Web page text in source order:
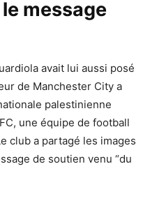
message
avait lui aussi posé
de Manchester City a
palestinienne
une équipe de football
club a partagé les images
de soutien venu “du